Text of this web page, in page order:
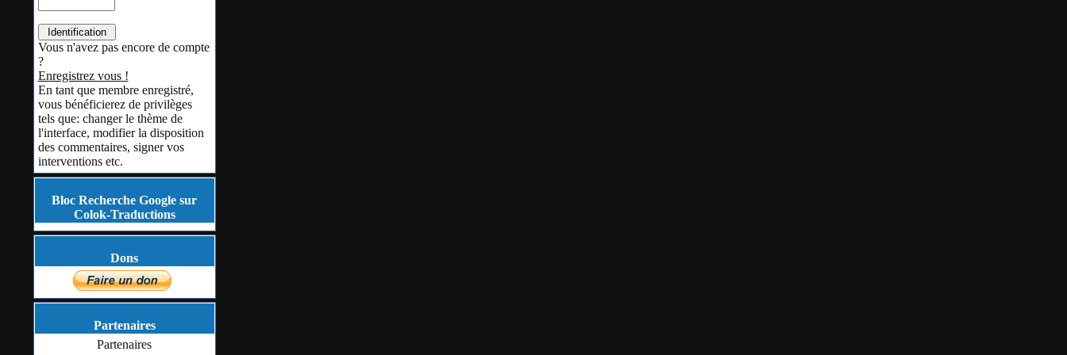
Vous n'avez pas encore de compte
?
Enregistrez vous !
En tant que membre enregistré,
vous bénéficierez de privilèges
tels que: changer le thème de
l'interface, modifier la disposition
des commentaires, signer vos
interventions etc.
Bloc Recherche Google sur
Colok-Traductions
Dons
Partenaires
Partenaires